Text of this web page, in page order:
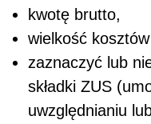
kwotę brutto,
wielkość
zaznaczyć lub
składki ZUS
uwzględnianiu